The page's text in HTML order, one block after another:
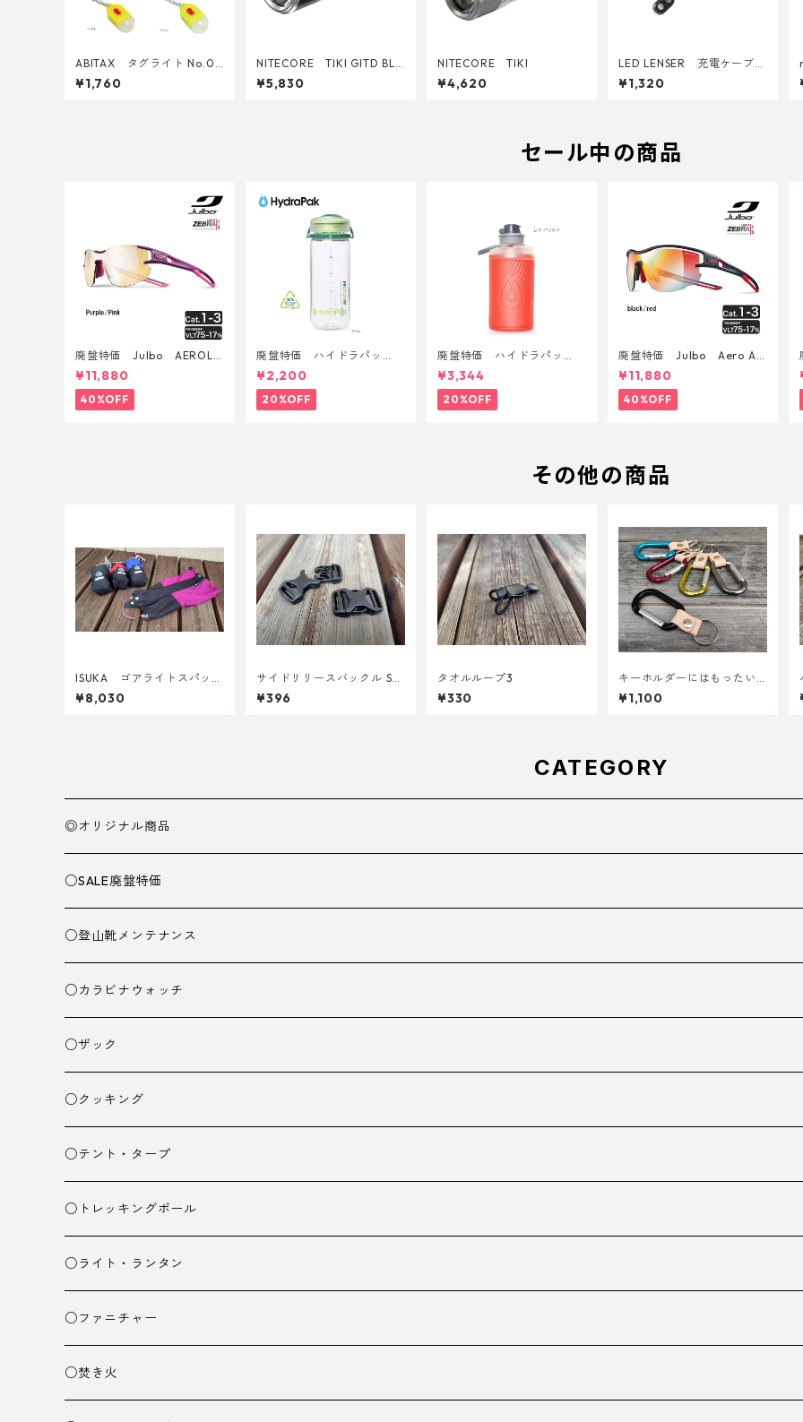
ABITAX タグライト No.05
10
¥1,760
NITECORE TIKI GITD BLU
E
¥5,830
NITECORE TIKI
¥4,620
LED LENSER 充電ケーブル
（型番：SP500990_CC）
¥1,320
セール中の商品
廃盤特価 Julbo AEROLIT
E AsianFit
¥11,880
40%OFF
廃盤特価 ハイドラパッ
ク リーコン ツイスト＆シ
ップ 500ml
¥2,200
20%OFF
廃盤特価 ハイドラパッ
ク フラックス 750ml
¥3,344
20%OFF
廃盤特価 Julbo Aero Asi
anFit
¥11,880
40%OFF
その他の商品
ISUKA ゴアライトスパッツ
カスタム STD
¥8,030
サイドリリースバックル SR
GMD 両引き 20mm (２個)
¥396
タオルループ3
¥330
キーホルダーにはもったい
ないカラビナで作ったキー
ホルダー
¥1,100
CATEGORY
◎オリジナル商品
○SALE廃盤特価
○登山靴メンテナンス
○カラビナウォッチ
○ザック
ザック
スタッフバッグ
ザック小物
○クッキング
クッカー
バーナー
カトラリー
クッキング小物
○テント・タープ
テント
タープ
ペグ・ハンマー・小物
○トレッキングポール
○ライト・ランタン
ライト
ランタン
○ファニチャー
テーブル
○焚き火